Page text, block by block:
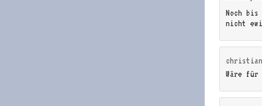
Noch bis
nicht
christian
Wäre